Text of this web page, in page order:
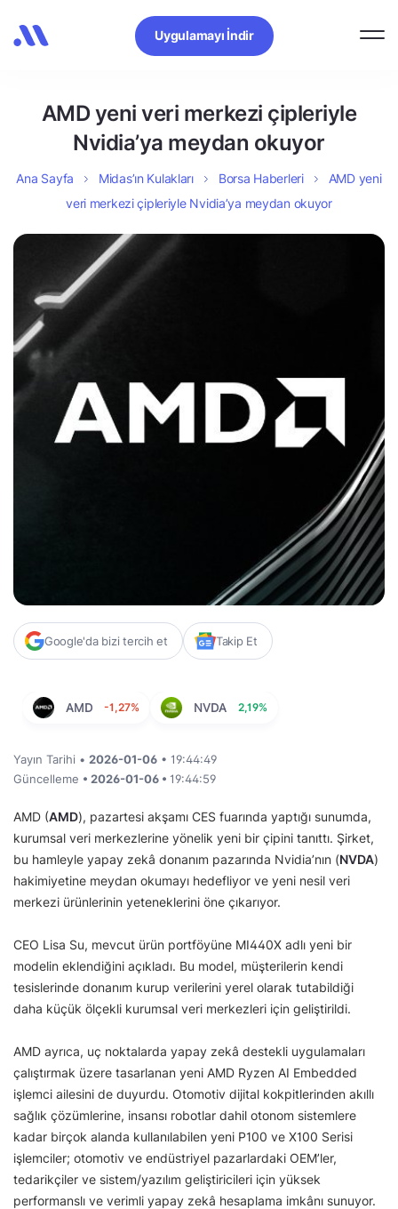
Uygulamayı İndir
AMD yeni veri merkezi çipleriyle
Nvidia’ya meydan okuyor
Ana Sayfa Midas’ın Kulakları Borsa Haberleri
AMD yeni
veri merkezi çipleriyle Nvidia’ya meydan okuyor
Google'da bizi tercih et Takip Et
AMD -1,27% NVDA 2,19%
Yayın Tarihi • 2026-01-06 • 19:44:49
Güncelleme • 2026-01-06 • 19:44:59
AMD (AMD), pazartesi akşamı CES fuarında yaptığı sunumda,
kurumsal veri merkezlerine yönelik yeni bir çipini tanıttı. Şirket,
bu hamleyle yapay zekâ donanım pazarında Nvidia’nın (NVDA)
hakimiyetine meydan okumayı hedefliyor ve yeni nesil veri
merkezi ürünlerinin yeteneklerini öne çıkarıyor.
CEO Lisa Su, mevcut ürün portföyüne MI440X adlı yeni bir
modelin eklendiğini açıkladı. Bu model, müşterilerin kendi
tesislerinde donanım kurup verilerini yerel olarak tutabildiği
daha küçük ölçekli kurumsal veri merkezleri için geliştirildi.
AMD ayrıca, uç noktalarda yapay zekâ destekli uygulamaları
çalıştırmak üzere tasarlanan yeni AMD Ryzen AI Embedded
işlemci ailesini de duyurdu. Otomotiv dijital kokpitlerinden akıllı
sağlık çözümlerine, insansı robotlar dahil otonom sistemlere
kadar birçok alanda kullanılabilen yeni P100 ve X100 Serisi
işlemciler; otomotiv ve endüstriyel pazarlardaki OEM’ler,
tedarikçiler ve sistem/yazılım geliştiricileri için yüksek
performanslı ve verimli yapay zekâ hesaplama imkânı sunuyor.